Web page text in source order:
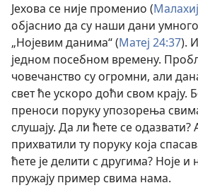
Јехова се није променио (
објаснио да су наши дани
„Нојевим данима“ (Матеј 24:37).
једном посебном времену.
човечанство су огромни, али
свет ће ускоро доћи свом крају.
преноси поруку упозорења
слушају. Да ли ћете се одазвати?
прихватили ту поруку која
ћете је делити с другима? Ноје
пружају пример свима нама.